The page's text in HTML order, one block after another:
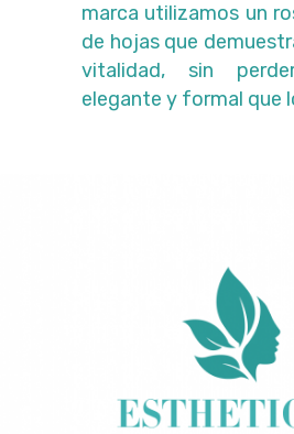
marca utilizamos un
de hojas que
vitalidad, sin
elegante y formal que